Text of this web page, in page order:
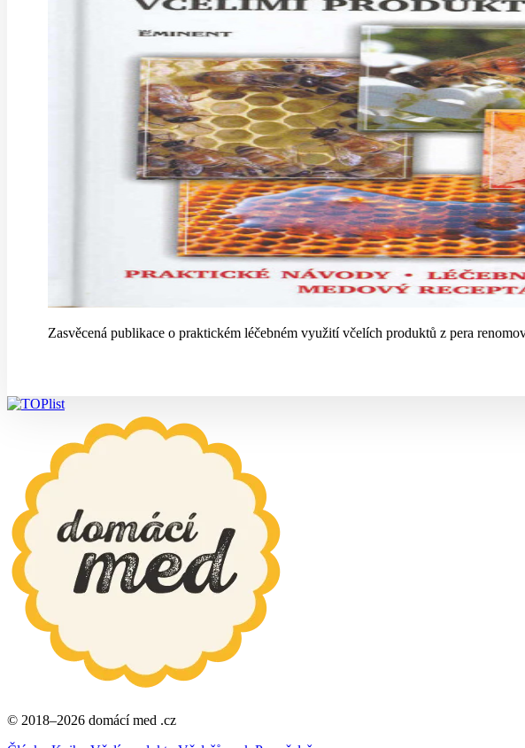
Zasvěcená publikace o praktickém léčebném využití včelích produktů z pera
© 2018–2026 domácí med .cz